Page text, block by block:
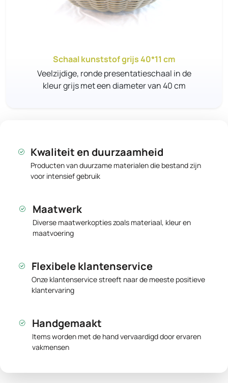
Schaal kunststof grijs 40*11 cm
Veelzijdige, ronde presentatieschaal in de
kleur grijs met een diameter van 40 cm
Kwaliteit en duurzaamheid
Producten van duurzame materialen die bestand zijn
voor intensief gebruik
Maatwerk
Diverse maatwerkopties zoals materiaal, kleur en
maatvoering
Flexibele klantenservice
Onze klantenservice streeft naar de meeste positieve
klantervaring
Handgemaakt
Items worden met de hand vervaardigd door ervaren
vakmensen